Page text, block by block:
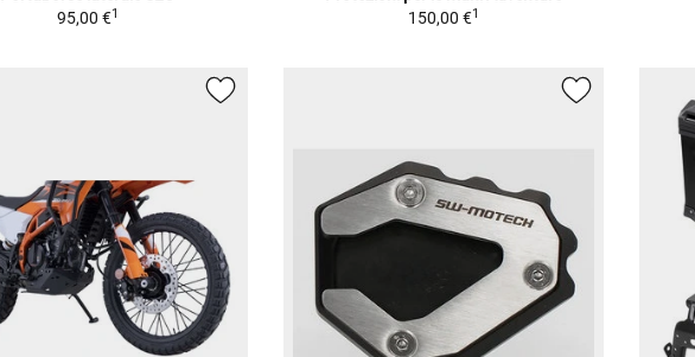
95,00 €1
150,00 €1